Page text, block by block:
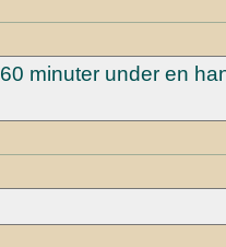
minuter under en